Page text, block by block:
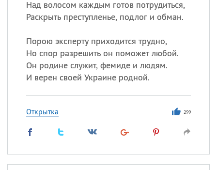
Над волосом каждым готов потрудиться,
Раскрыть преступленье, подлог и обман.
Порою эксперту приходится трудно,
Но спор разрешить он поможет любой.
Он родине служит, фемиде и людям.
И верен своей Украине родной.
Открытка 299